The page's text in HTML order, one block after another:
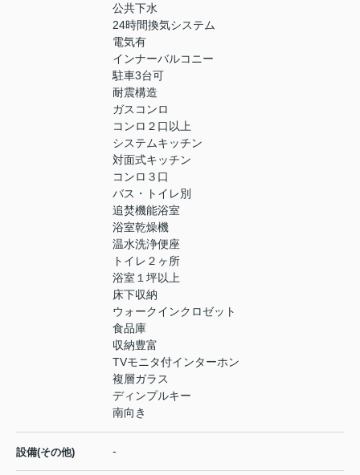
公共下水
24時間換気システム
電気有
インナーバルコニー
駐車3台可
耐震構造
ガスコンロ
コンロ２口以上
システムキッチン
対面式キッチン
コンロ３口
バス・トイレ別
追焚機能浴室
浴室乾燥機
温水洗浄便座
トイレ２ヶ所
浴室１坪以上
床下収納
ウォークインクロゼット
食品庫
収納豊富
TVモニタ付インターホン
複層ガラス
ディンプルキー
南向き
設備(その他) -